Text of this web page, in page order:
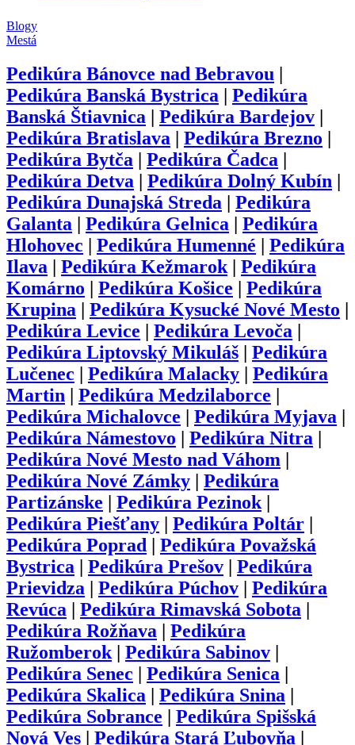
Blogy
Mestá
Pedikúra Bánovce nad Bebravou |
Pedikúra Banská Bystrica | Pedikúra
Banská Štiavnica | Pedikúra Bardejov |
Pedikúra Bratislava | Pedikúra Brezno |
Pedikúra Bytča | Pedikúra Čadca |
Pedikúra Detva | Pedikúra Dolný Kubín |
Pedikúra Dunajská Streda | Pedikúra
Galanta | Pedikúra Gelnica | Pedikúra
Hlohovec | Pedikúra Humenné | Pedikúra
Ilava | Pedikúra Kežmarok | Pedikúra
Komárno | Pedikúra Košice | Pedikúra
Krupina | Pedikúra Kysucké Nové Mesto |
Pedikúra Levice | Pedikúra Levoča |
Pedikúra Liptovský Mikuláš | Pedikúra
Lučenec | Pedikúra Malacky | Pedikúra
Martin | Pedikúra Medzilaborce |
Pedikúra Michalovce | Pedikúra Myjava |
Pedikúra Námestovo | Pedikúra Nitra |
Pedikúra Nové Mesto nad Váhom |
Pedikúra Nové Zámky | Pedikúra
Partizánske | Pedikúra Pezinok |
Pedikúra Piešťany | Pedikúra Poltár |
Pedikúra Poprad | Pedikúra Považská
Bystrica | Pedikúra Prešov | Pedikúra
Prievidza | Pedikúra Púchov | Pedikúra
Revúca | Pedikúra Rimavská Sobota |
Pedikúra Rožňava | Pedikúra
Ružomberok | Pedikúra Sabinov |
Pedikúra Senec | Pedikúra Senica |
Pedikúra Skalica | Pedikúra Snina |
Pedikúra Sobrance | Pedikúra Spišská
Nová Ves | Pedikúra Stará Ľubovňa |